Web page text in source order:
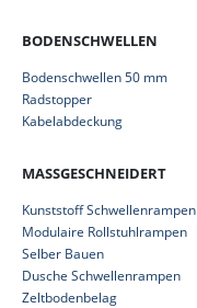
BODENSCHWELLEN
Bodenschwellen 50 mm
Radstopper
Kabelabdeckung
MASSGESCHNEIDERT
Kunststoff Schwellenrampen
Modulaire Rollstuhlrampen
Selber Bauen
Dusche Schwellenrampen
Zeltbodenbelag